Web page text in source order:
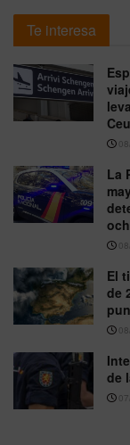
Te interesa
La
El
de
de